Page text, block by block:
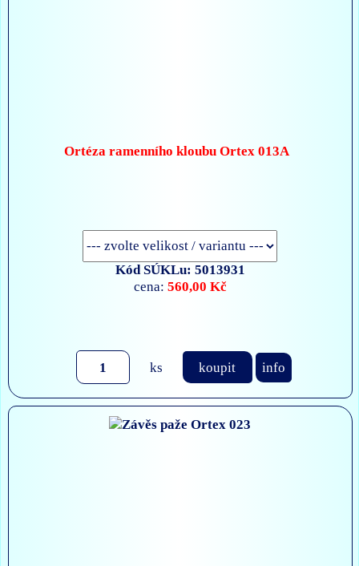
Ortéza ramenního kloubu Ortex 013A
Kód SÚKLu: 5013931
cena: 560,00 Kč
ks koupit info